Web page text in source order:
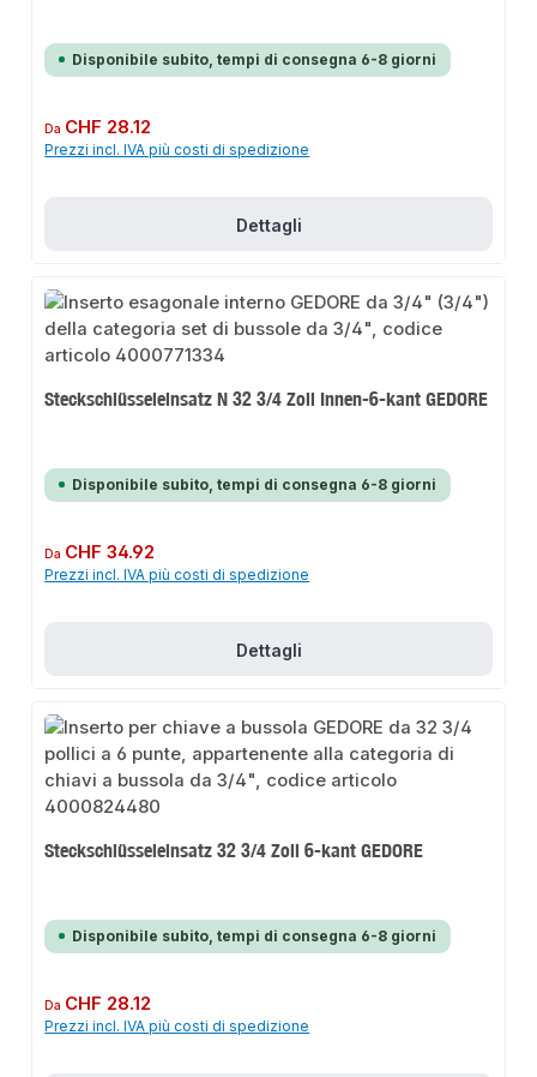
Disponibile subito, tempi di consegna 6-8 giorni
Prezzo normale:
Da CHF 28.12
Prezzi incl. IVA più costi di spedizione
Dettagli
Steckschlüsseleinsatz N 32 3/4 Zoll Innen-6-kant GEDORE
Disponibile subito, tempi di consegna 6-8 giorni
Prezzo normale:
Da CHF 34.92
Prezzi incl. IVA più costi di spedizione
Dettagli
Steckschlüsseleinsatz 32 3/4 Zoll 6-kant GEDORE
Disponibile subito, tempi di consegna 6-8 giorni
Prezzo normale:
Da CHF 28.12
Prezzi incl. IVA più costi di spedizione